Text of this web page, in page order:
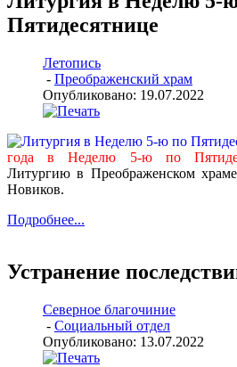
Пятидесятнице
Летопись
- Преображенский храм
Опубликовано: 19.07.2022
года в Неделю 5-ю по
Литургию в Преображенском
Новиков.
Подробнее...
Устранение
Северное благочиние
- Социальный отдел
Опубликовано: 13.07.2022